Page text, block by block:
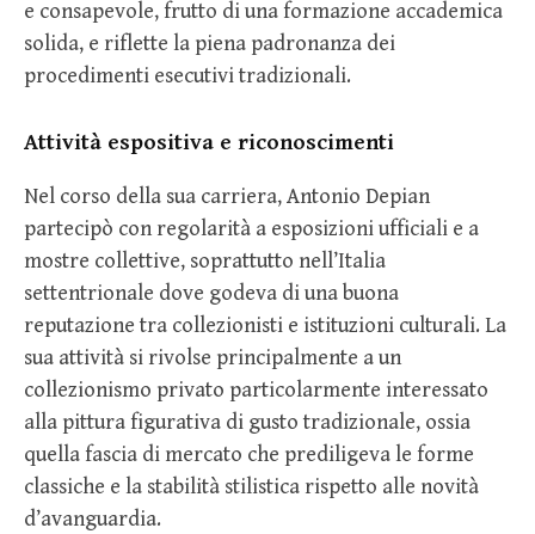
e consapevole, frutto di una formazione accademica
solida, e riflette la piena padronanza dei
procedimenti esecutivi tradizionali.
Attività espositiva e riconoscimenti
Nel corso della sua carriera, Antonio Depian
partecipò con regolarità a esposizioni ufficiali e a
mostre collettive, soprattutto nell’Italia
settentrionale dove godeva di una buona
reputazione tra collezionisti e istituzioni culturali. La
sua attività si rivolse principalmente a un
collezionismo privato particolarmente interessato
alla pittura figurativa di gusto tradizionale, ossia
quella fascia di mercato che prediligeva le forme
classiche e la stabilità stilistica rispetto alle novità
d’avanguardia.